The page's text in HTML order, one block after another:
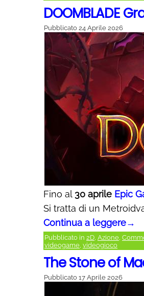
DOOMBLADE
Pubblicato 24 Aprile 2026
Fino al 30 aprile Epic
Si tratta di un
Continua a leggere→
Pubblicato in 2D, Azione,
videogame, videogioco
The Stone of
Pubblicato 17 Aprile 2026